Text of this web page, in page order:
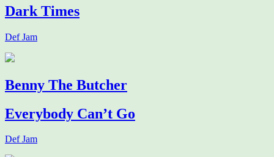
Dark Times
Def Jam
Benny The Butcher
Everybody Can’t Go
Def Jam